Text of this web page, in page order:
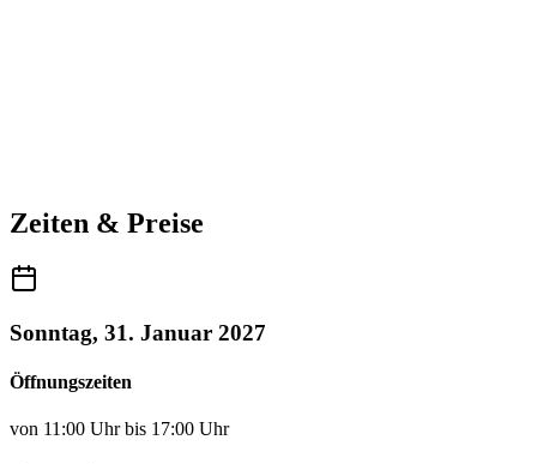
Zeiten & Preise
Sonntag, 31. Januar 2027
Öffnungszeiten
von 11:00 Uhr bis 17:00 Uhr